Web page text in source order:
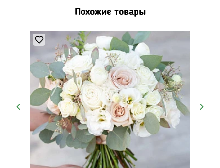
Похожие товары